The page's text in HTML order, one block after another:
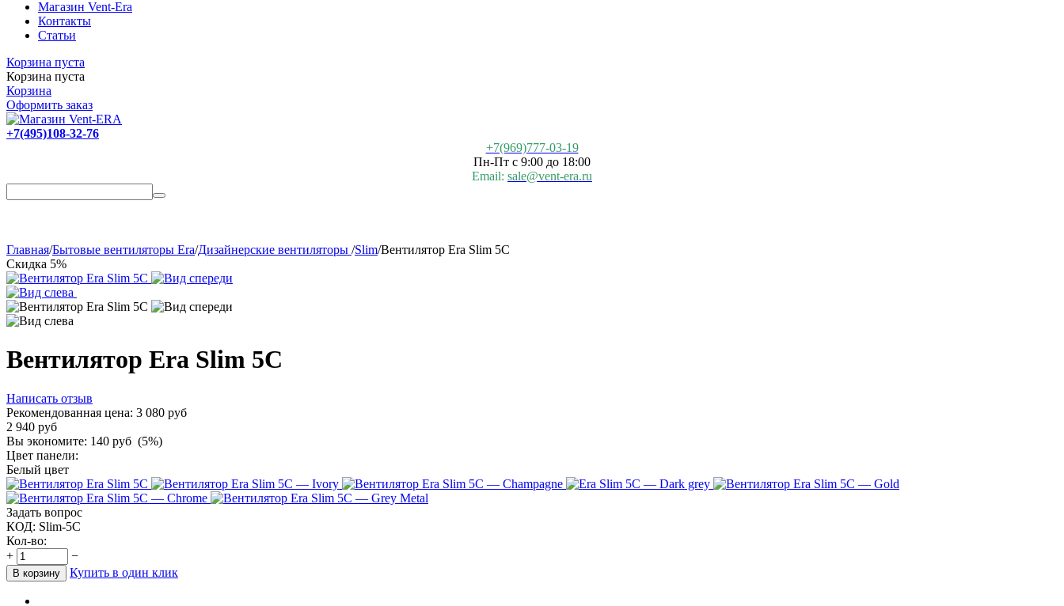
Магазин Vent-Era
Контакты
Статьи
Корзина пуста
Корзина пуста
Корзина
Оформить заказ
+7(495)108-32-76
+7(969)777-03-19
Пн-Пт с 9:00 до 18:00
Email: sale@vent-era.ru
Главная/Бытовые вентиляторы Era/Дизайнерские вентиляторы /Slim/Вентилятор Era Slim 5C
Скидка 5%
Вентилятор Era Slim 5C
Написать отзыв
Рекомендованная цена: 3 080 руб
2 940 руб
Вы экономите: 140 руб (5%)
Цвет панели:
Белый цвет
Задать вопрос
КОД: Slim-5C
Кол-во:
+
−
В корзину Купить в один клик